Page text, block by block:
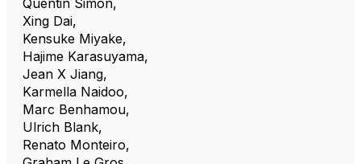
Xing Dai,
Kensuke Miyake,
Hajime Karasuyama,
Jean X Jiang,
Karmella Naidoo,
Marc Benhamou,
Ulrich Blank,
Renato Monteiro,